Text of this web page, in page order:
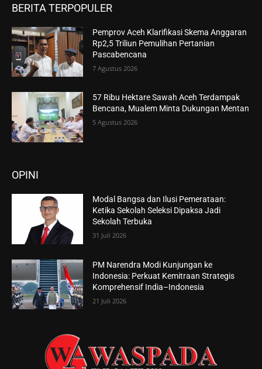
BERITA TERPOPULER
Pemprov Aceh Klarifikasi Skema Anggaran
Rp2,5 Triliun Pemulihan Pertanian
Pascabencana
7 Agustus 2026
57 Ribu Hektare Sawah Aceh Terdampak
Bencana, Mualem Minta Dukungan Mentan
5 Agustus 2026
OPINI
Modal Bangsa dan Ilusi Pemerataan:
Ketika Sekolah Seleksi Dipaksa Jadi
Sekolah Terbuka
31 Juli 2026
PM Narendra Modi Kunjungan ke
Indonesia: Perkuat Kemitraan Strategis
Komprehensif India–Indonesia
21 Juli 2026